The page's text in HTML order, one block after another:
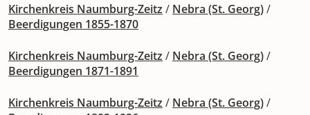
Kirchenkreis Naumburg-Zeitz / Nebra (St. Georg)/
Beerdigungen 1855-1870
Kirchenkreis Naumburg-Zeitz / Nebra (St. Georg)/
Beerdigungen 1871-1891
Kirchenkreis Naumburg-Zeitz / Nebra (St. Georg)/